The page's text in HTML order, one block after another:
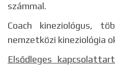
számmal.
Coach kineziológus,
nemzetközi kineziológia
Elsődleges